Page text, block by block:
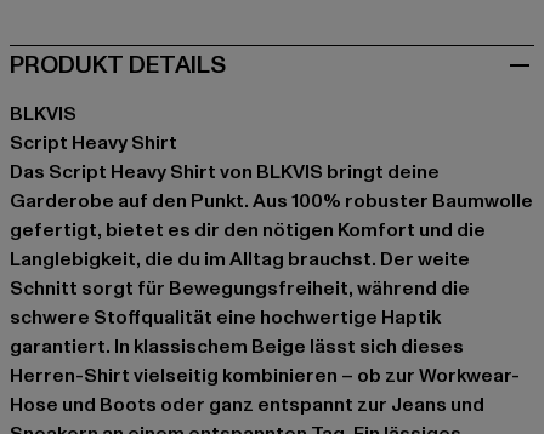
PRODUKT DETAILS
BLKVIS
Script Heavy Shirt
Das Script Heavy Shirt von BLKVIS bringt deine
Garderobe auf den Punkt. Aus 100% robuster Baumwolle
gefertigt, bietet es dir den nötigen Komfort und die
Langlebigkeit, die du im Alltag brauchst. Der weite
Schnitt sorgt für Bewegungsfreiheit, während die
schwere Stoffqualität eine hochwertige Haptik
garantiert. In klassischem Beige lässt sich dieses
Herren-Shirt vielseitig kombinieren – ob zur Workwear-
Hose und Boots oder ganz entspannt zur Jeans und